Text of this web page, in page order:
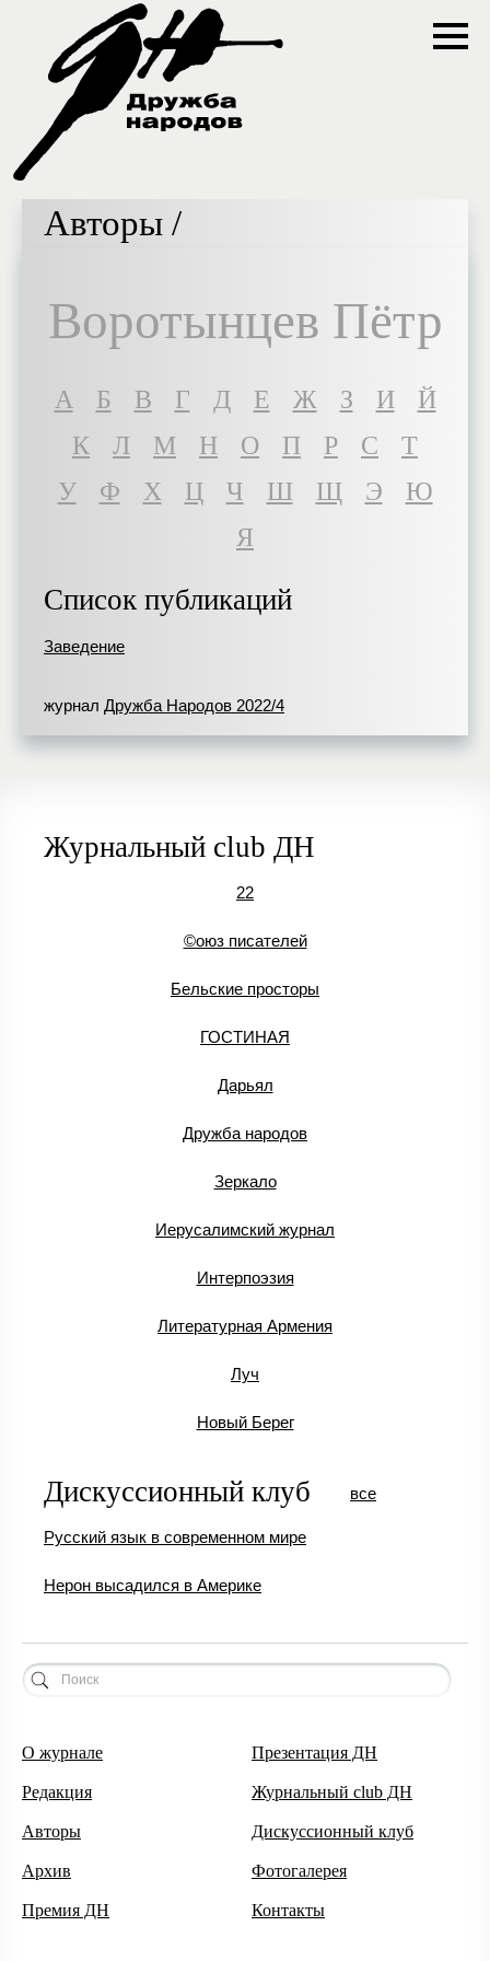
Авторы /
Воротынцев Пётр
A Б В Г Д Е Ж З И
Й
К
Л М Н О П Р С
Т
У
Ф Х Ц Ч Ш Щ Э
Ю
Я
Список публикаций
Заведение
журнал Дружба Народов 2022/4
Журнальный club ДН
22
©оюз писателей
Бельские просторы
ГОСТИНАЯ
Дарьял
Дружба народов
Зеркало
Иерусалимский журнал
Интерпоэзия
Литературная Армения
Луч
Новый Берег
Дискуссионный клуб
Русский язык в современном мире
Нерон высадился в Америке
все
О журнале
Редакция
Авторы
Архив
Премия ДН
Презентация ДН
Журнальный club ДН
Дискуссионный клуб
Фотогалерея
Контакты